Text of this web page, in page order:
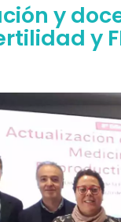
y
y